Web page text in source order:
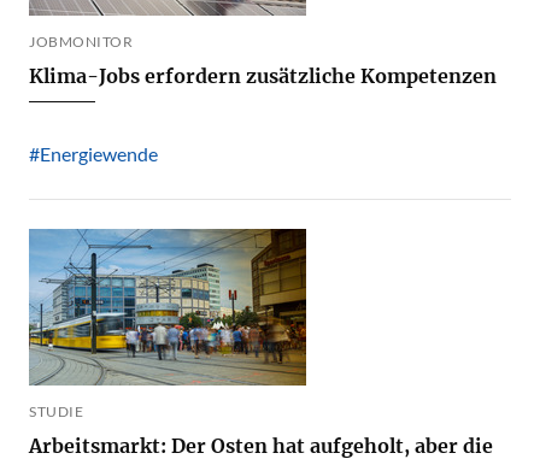
JOBMONITOR
Klima-Jobs erfordern zusätzliche Kompetenzen
#Energiewende
STUDIE
Arbeitsmarkt: Der Osten hat aufgeholt, aber die